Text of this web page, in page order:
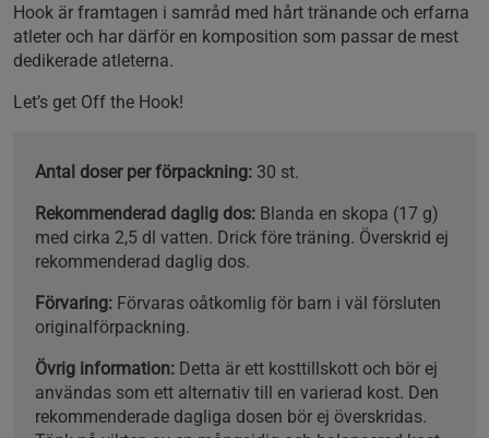
Hook är framtagen i samråd med hårt tränande och erfarna
atleter och har därför en komposition som passar de mest
dedikerade atleterna.
Let’s get Off the Hook!
Antal doser per förpackning: 30 st.
Rekommenderad daglig dos: Blanda en skopa (17 g)
med cirka 2,5 dl vatten. Drick före träning. Överskrid ej
rekommenderad daglig dos.
Förvaring: Förvaras oåtkomlig för barn i väl försluten
originalförpackning.
Övrig information: Detta är ett kosttillskott och bör ej
användas som ett alternativ till en varierad kost. Den
rekommenderade dagliga dosen bör ej överskridas.